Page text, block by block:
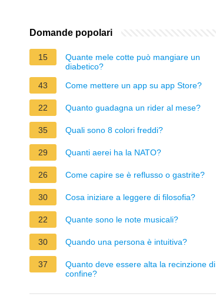
Domande popolari
15
Quante mele cotte può mangiare un
diabetico?
43
Come mettere un app su app Store?
22 Quanto guadagna un rider al mese?
35 Quali sono 8 colori freddi?
29 Quanti aerei ha la NATO?
26 Come capire se è reflusso o gastrite?
30 Cosa iniziare a leggere di filosofia?
22 Quante sono le note musicali?
30 Quando una persona è intuitiva?
37
Quanto deve essere alta la recinzione di
confine?